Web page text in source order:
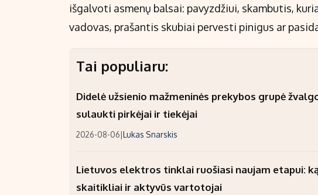
išgalvoti asmenų balsai: pavyzdžiui, skambutis,
vadovas, prašantis skubiai pervesti pinigus ar
Tai populiaru:
Didelė užsienio mažmeninės prekybos grupė
sulaukti pirkėjai ir tiekėjai
2026-08-06|Lukas Snarskis
Lietuvos elektros tinklai ruošiasi naujam etapui:
skaitikliai ir aktyvūs vartotojai